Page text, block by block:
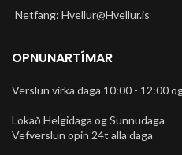
Netfang: Hvellur@Hvellur.is
OPNUNARTÍMAR
Verslun virka daga 10:00 - 12:00
Lokað Helgidaga og Sunnudaga
Vefverslun opin 24t alla daga